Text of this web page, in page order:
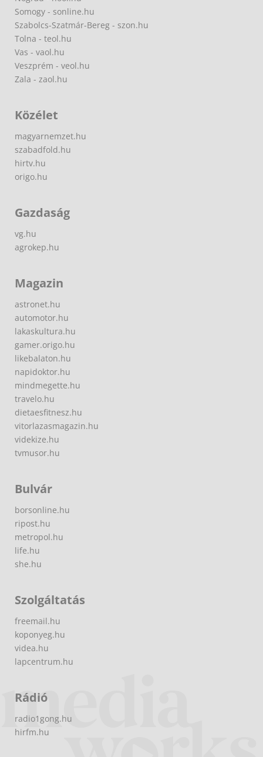
Somogy - sonline.hu
Szabolcs-Szatmár-Bereg - szon.hu
Tolna - teol.hu
Vas - vaol.hu
Veszprém - veol.hu
Zala - zaol.hu
Közélet
magyarnemzet.hu
szabadfold.hu
hirtv.hu
origo.hu
Gazdaság
vg.hu
agrokep.hu
Magazin
astronet.hu
automotor.hu
lakaskultura.hu
gamer.origo.hu
likebalaton.hu
napidoktor.hu
mindmegette.hu
travelo.hu
dietaesfitnesz.hu
vitorlazasmagazin.hu
videkize.hu
tvmusor.hu
Bulvár
borsonline.hu
ripost.hu
metropol.hu
life.hu
she.hu
Szolgáltatás
freemail.hu
koponyeg.hu
videa.hu
lapcentrum.hu
Rádió
radio1gong.hu
hirfm.hu